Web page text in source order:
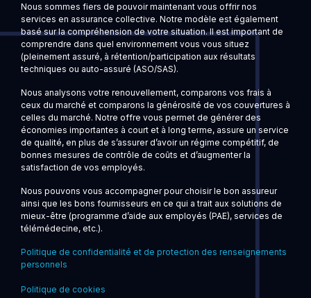
Nous sommes fiers de pouvoir maintenant vous offrir nos
services en assurance collective. Notre modèle est également
basé sur la compréhension de votre situation. Il est important de
comprendre dans quel environnement vous vous situez
(pleinement assuré, à rétention/participation aux résultats
techniques ou auto-assuré (ASO/SAS).
Nous analysons votre renouvellement, comparons vos frais à
ceux du marché et comparons la générosité de vos couvertures à
celles du marché. Notre offre vous permet de générer des
économies importantes à court et à long terme, assure un service
de qualité, en plus de s’assurer d’avoir un régime compétitif, de
bonnes mesures de contrôle de coûts et d’augmenter la
satisfaction de vos employés.
Nous pouvons vous accompagner pour choisir le bon assureur
ainsi que les bons fournisseurs en ce qui a trait aux solutions de
mieux-être (programme d’aide aux employés (PAE), services de
télémédecine, etc.).
Politique de confidentialité et de protection des renseignements
personnels
Politique de cookies